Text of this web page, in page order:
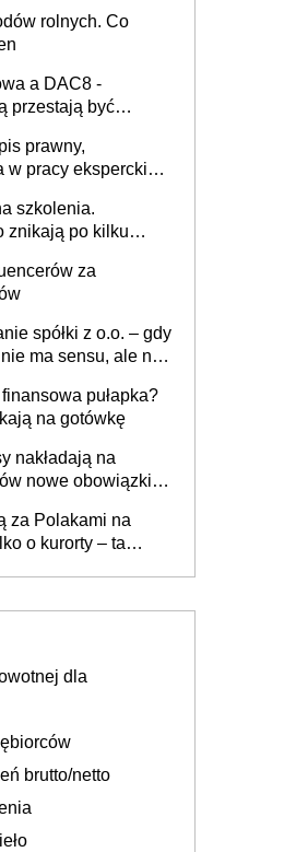
rolnych. Co
a DAC8 -
przestają być
prawny,
pracy eksperckiej -
szkolenia.
znikają po kilku
za
spółki z o.o. – gdy
ma sensu, ale nie
pułapka?
na gotówkę
nakładają na
nowe obowiązki w
za Polakami na
o kurorty – ta
dla
brutto/netto